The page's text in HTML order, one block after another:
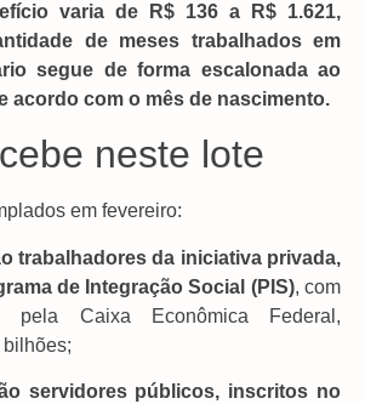
varia de R$ 136 a R$ 1.621,
de meses trabalhados em
segue de forma escalonada ao
acordo com o mês de nascimento.
neste lote
em fevereiro:
trabalhadores da iniciativa privada,
de Integração Social (PIS), com
pela Caixa Econômica Federal,
servidores públicos, inscritos no